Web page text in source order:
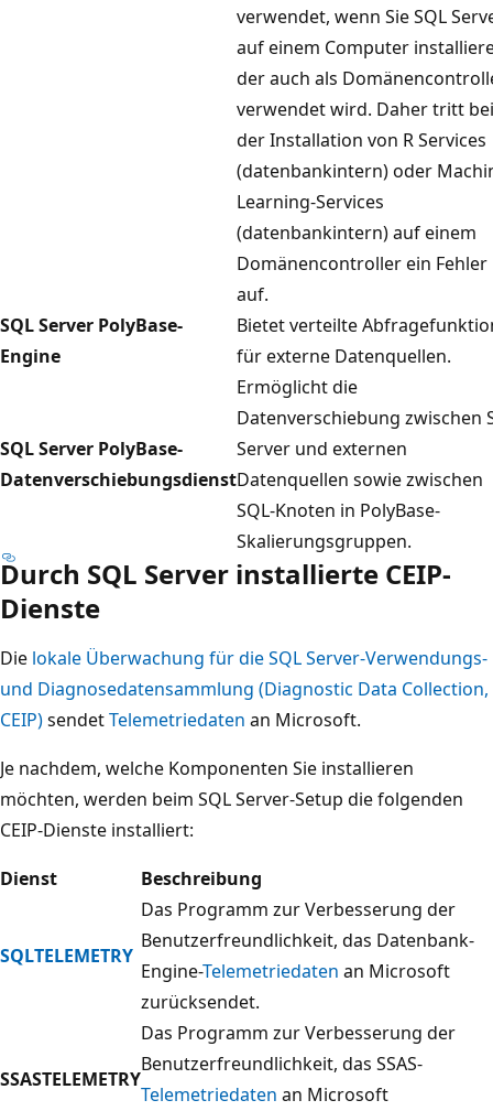
verwendet, wenn Sie SQL
auf einem Computer
der auch als
verwendet wird. Daher tritt bei
der Installation von R Services
(datenbankintern) oder
Learning-Services
(datenbankintern) auf einem
Domänencontroller ein Fehler
auf.
SQL Server PolyBase-
Engine
Bietet verteilte
für externe Datenquellen.
SQL Server PolyBase-
Datenverschiebungsdienst
Ermöglicht die
Datenverschiebung zwischen
Server und externen
Datenquellen sowie zwischen
SQL-Knoten in PolyBase-
Skalierungsgruppen.
Durch SQL Server installierte CEIP-
Dienste
Die lokale Überwachung für die SQL Server-Verwendungs-
und Diagnosedatensammlung (Diagnostic Data Collection,
CEIP)sendetTelemetriedaten an Microsoft.
Je nachdem, welche Komponenten Sie installieren
möchten, werden beim SQL Server-Setup die folgenden
CEIP-Dienste installiert:
Dienst
Beschreibung
SQLTELEMETRY
Das Programm zur Verbesserung der
Benutzerfreundlichkeit, das Datenbank-
Engine-Telemetriedaten an Microsoft
zurücksendet.
SSASTELEMETRY
Das Programm zur Verbesserung der
Benutzerfreundlichkeit, das SSAS-
Telemetriedaten an Microsoft